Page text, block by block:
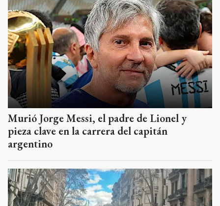
Murió Jorge Messi, el padre de Lionel y
pieza clave en la carrera del capitán
argentino